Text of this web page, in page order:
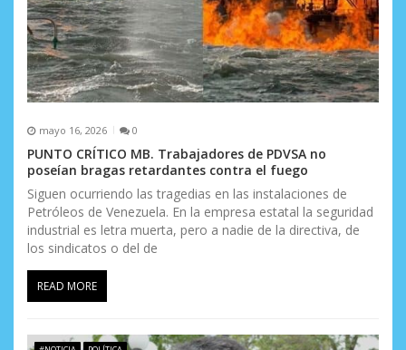
mayo 16, 2026 0
PUNTO CRÍTICO MB. Trabajadores de PDVSA no
poseían bragas retardantes contra el fuego
Siguen ocurriendo las tragedias en las instalaciones de
Petróleos de Venezuela. En la empresa estatal la seguridad
industrial es letra muerta, pero a nadie de la directiva, de
los sindicatos o del de
READ MORE